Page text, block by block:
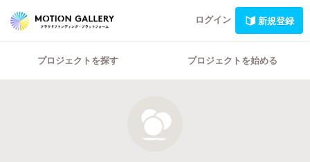
ログイン 新規登録
プロジェクトを探す プロジェクトを始める